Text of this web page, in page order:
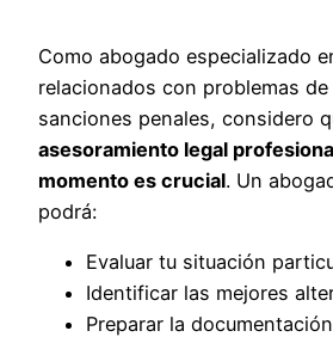
Como abogado especializado
relacionados con problemas
sanciones penales, considero
asesoramiento legal
momento es crucial. Un
podrá:
Evaluar tu situación
Identificar las mejores
Preparar la